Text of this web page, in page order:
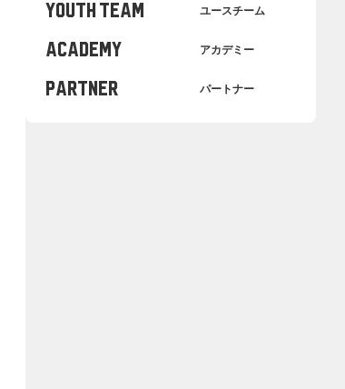
YOUTH TEAM ユースチーム
ACADEMY アカデミー
PARTNER パートナー